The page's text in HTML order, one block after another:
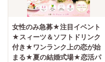
女性のみ急募★注目イベント
★スィーツ＆ソフトドリンク
付き★ワンランク上の恋が始
まる★夏の結婚式場★恋活パ